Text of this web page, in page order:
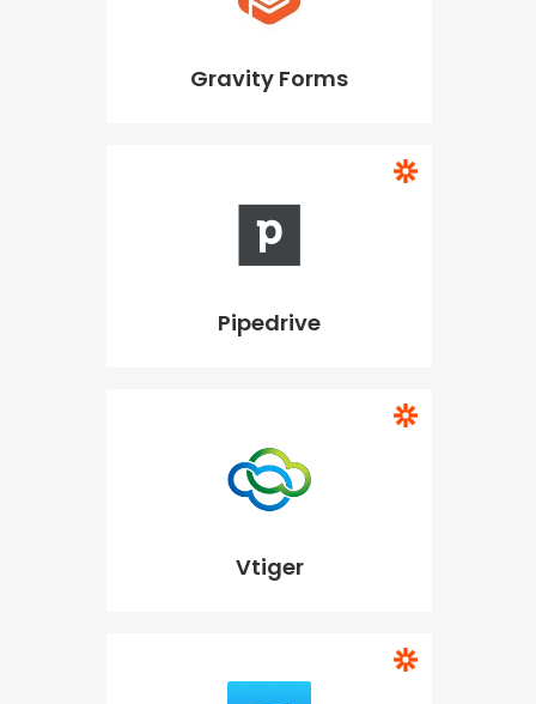
Gravity Forms
Pipedrive
Vtiger